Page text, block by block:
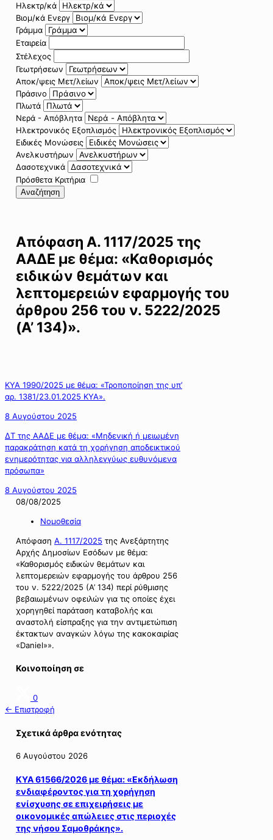
Ηλεκτρ/κά
Βιομ/κά Ενεργ
Γράμμα
Εταιρεία
Στέλεχος
Γεωτρήσεων
Αποκ/ψεις Μετ/λείων
Πράσινο
Πλωτά
Νερά - Απόβλητα
Ηλεκτρονικός Εξοπλισμός
Ειδικές Μονώσεις
Ανελκυστήρων
Δασοτεχνικά
Πρόσθετα Κριτήρια
Αναζήτηση
Απόφαση Α. 1117/2025 της
ΑΑΔΕ με θέμα: «Καθορισμός
ειδικών θεμάτων και
λεπτομερειών εφαρμογής του
άρθρου 256 του ν. 5222/2025
(Α’ 134)».
ΚΥΑ 1990/2025 με θέμα: «Τροποποίηση της υπ’
αρ. 1381/23.01.2025 ΚΥΑ».
8 Αυγούστου 2025
ΔΤ της ΑΑΔΕ με θέμα: «Μηδενική ή μειωμένη
παρακράτηση κατά τη χορήγηση αποδεικτικού
ενημερότητας για αλληλεγγύως ευθυνόμενα
πρόσωπα»
8 Αυγούστου 2025
08/08/2025
Νομοθεσία
Απόφαση Α. 1117/2025 της Ανεξάρτητης
Αρχής Δημοσίων Εσόδων με θέμα:
«Καθορισμός ειδικών θεμάτων και
λεπτομερειών εφαρμογής του άρθρου 256
του ν. 5222/2025 (Α’ 134) περί ρύθμισης
βεβαιωμένων οφειλών για τις οποίες έχει
χορηγηθεί παράταση καταβολής και
αναστολή είσπραξης για την αντιμετώπιση
έκτακτων αναγκών λόγω της κακοκαιρίας
«Daniel»».
Κοινοποίηση σε
0
← Επιστροφή
Σχετικά άρθρα ενότητας
6 Αυγούστου 2026
ΚΥΑ 61566/2026 με θέμα: «Εκδήλωση
ενδιαφέροντος για τη χορήγηση
ενίσχυσης σε επιχειρήσεις με
οικονομικές απώλειες στις περιοχές
της νήσου Σαμοθράκης».